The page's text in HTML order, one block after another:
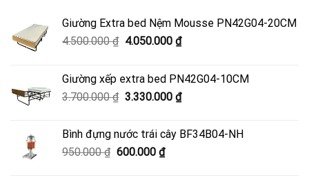
Giường Extra bed Nệm Mousse PN42G04-20CM
4.500.000₫ Giá
4.500.000 ₫.
4.050.000 ₫Giá
là:
4.050.000 ₫.
Giường xếp extra bed PN42G04-10CM
3.700.000₫ Giá
3.700.000 ₫.
3.330.000 ₫Giá
là:
Bình đựng nước trái cây BF34B04-NH
950.000₫ Giá
600.000 ₫Giá